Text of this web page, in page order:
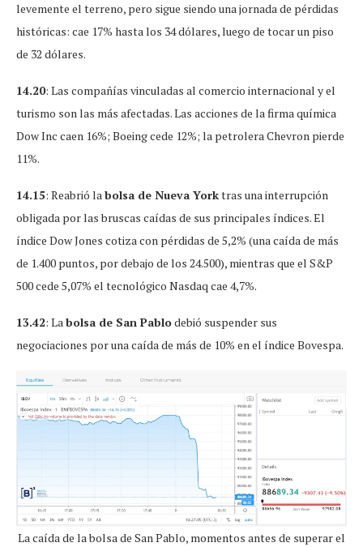
levemente el terreno, pero sigue siendo una jornada de pérdidas
históricas: cae 17% hasta los 34 dólares, luego de tocar un piso
de 32 dólares.
14.20: Las compañías vinculadas al comercio internacional y el
turismo son las más afectadas. Las acciones de la firma química
Dow Inc caen 16%; Boeing cede 12%; la petrolera Chevron pierde
11%.
14.15: Reabrió la bolsa de Nueva Yorktras una interrupción
obligada por las bruscas caídas de sus principales índices. El
índice Dow Jones cotiza con pérdidas de 5,2% (una caída de más
de 1.400 puntos, por debajo de los 24.500), mientras que el S&P
500 cede 5,07% el tecnológico Nasdaq cae 4,7%.
13.42: La bolsa de San Pablodebió suspender sus
negociaciones por una caída de más de 10% en el índice Bovespa.
La caída de la bolsa de San Pablo, momentos antes de superar el